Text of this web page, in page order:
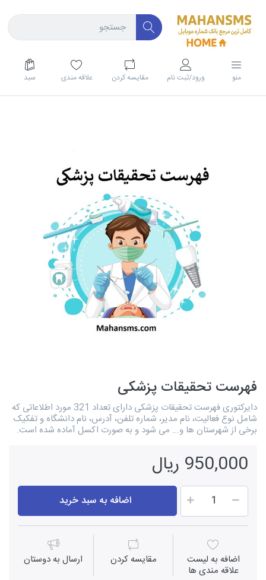
منو ورود/ثبت نام مقايسه كردن علاقه مندی سبد
فهرست تحقیقات پزشکی
دایرکتوری فهرست تحقیقات پزشکی دارای تعداد 321 مورد اطلاعاتی که
شامل نوع فعالیت، نام مدیر، شماره تلفن، آدرس، نام دانشگاه و تفکیک
برخی از شهرستان ها و... می شود و به صورت اکسل آماده شده است.
950,000 ریال
اضافه به سبد خرید
اضافه به لیست
علاقه مندی ها
مقايسه كردن ارسال به دوستان